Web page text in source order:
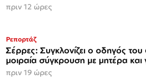
πριν 12 ώρες
Ρεπορτάζ
Σέρρες: Συγκλονίζει ο οδηγός
μοιραία σύγκρουση με μητέρα και
πριν 19 ώρες